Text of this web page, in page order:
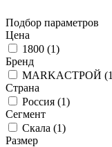
Подбор параметров
Цена
1800 (1)
Бренд
MARKAСТРОЙ (1
Страна
Россия (1)
Сегмент
Скала (1)
Размер